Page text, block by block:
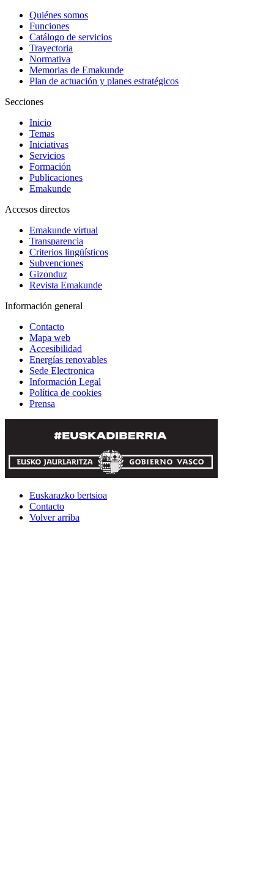
Quiénes somos
Funciones
Catálogo de servicios
Trayectoria
Normativa
Memorias de Emakunde
Plan de actuación y planes estratégicos
Secciones
Inicio
Temas
Iniciativas
Servicios
Formación
Publicaciones
Emakunde
Accesos directos
Emakunde virtual
Transparencia
Criterios lingüísticos
Subvenciones
Gizonduz
Revista Emakunde
Información general
Contacto
Mapa web
Accesibilidad
Energías renovables
Sede Electronica
Información Legal
Política de cookies
Prensa
Euskarazko bertsioa
Contacto
Volver arriba